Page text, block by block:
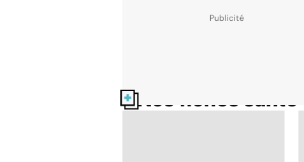
Nos fiches santé